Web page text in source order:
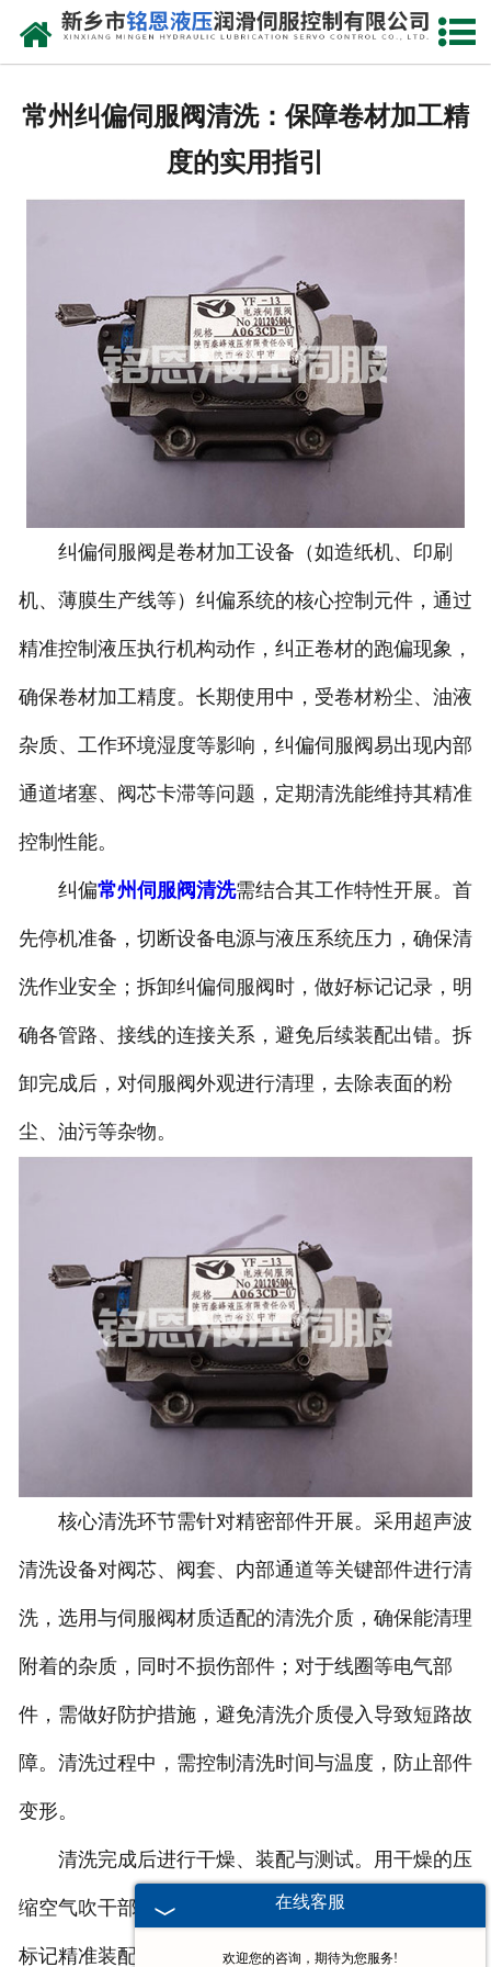
网站首页
新闻动态
维修现场
售后服务
联系我们
常州纠偏伺服阀清洗：保障卷材加工精
度的实用指引
纠偏伺服阀是卷材加工设备（如造纸机、印刷
机、薄膜生产线等）纠偏系统的核心控制元件，通过
精准控制液压执行机构动作，纠正卷材的跑偏现象，
确保卷材加工精度。长期使用中，受卷材粉尘、油液
杂质、工作环境湿度等影响，纠偏伺服阀易出现内部
通道堵塞、阀芯卡滞等问题，定期清洗能维持其精准
控制性能。
纠偏常州伺服阀清洗需结合其工作特性开展。首
先停机准备，切断设备电源与液压系统压力，确保清
洗作业安全；拆卸纠偏伺服阀时，做好标记记录，明
确各管路、接线的连接关系，避免后续装配出错。拆
卸完成后，对伺服阀外观进行清理，去除表面的粉
尘、油污等杂物。
核心清洗环节需针对精密部件开展。采用超声波
清洗设备对阀芯、阀套、内部通道等关键部件进行清
洗，选用与伺服阀材质适配的清洗介质，确保能清理
附着的杂质，同时不损伤部件；对于线圈等电气部
件，需做好防护措施，避免清洗介质侵入导致短路故
障。清洗过程中，需控制清洗时间与温度，防止部件
变形。
清洗完成后进行干燥、装配与测试。用干燥的压
缩空气吹干部件表面的清洗介质，确保无残留；按照
标记精准装配各部件，更换老化的密封件，提升密封
在线客服
欢迎您的咨询，期待为您服务!